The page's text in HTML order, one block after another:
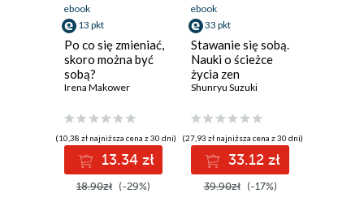
ebook
13 pkt
Po co się zmieniać,
skoro można być
sobą?
Irena Makower
(10,38 zł najniższa cena z 30 dni)
13.34 zł
18.90zł (-29%)
ebook
33 pkt
Stawanie się sobą.
Nauki o ścieżce
życia zen
Shunryu Suzuki
(27,93 zł najniższa cena z 30 dni)
33.12 zł
39.90zł (-17%)